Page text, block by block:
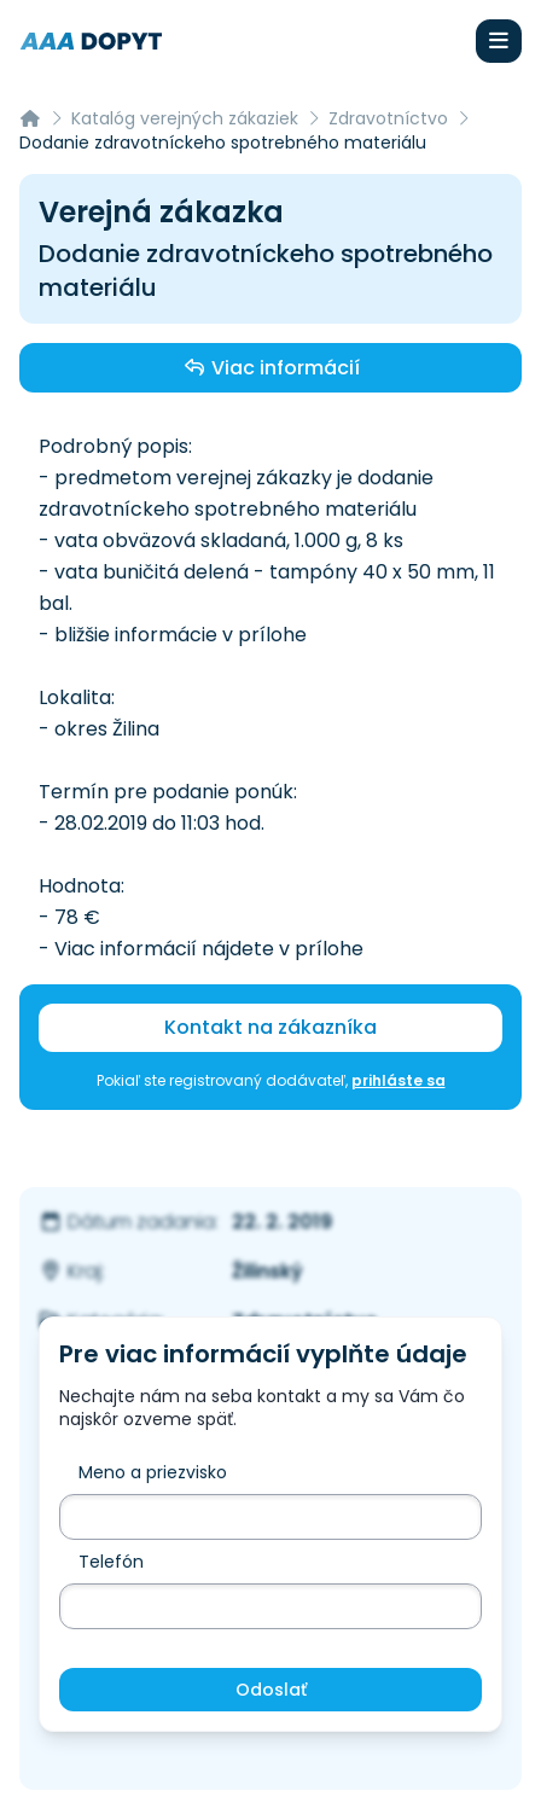
Katalóg verejných zákaziek
Zdravotníctvo
Dodanie zdravotníckeho spotrebného materiálu
Verejná zákazka
Dodanie zdravotníckeho spotrebného
materiálu
Viac informácií
Podrobný popis:
- predmetom verejnej zákazky je dodanie
zdravotníckeho spotrebného materiálu
- vata obväzová skladaná, 1.000 g, 8 ks
- vata buničitá delená - tampóny 40 x 50 mm, 11
bal.
- bližšie informácie v prílohe
Lokalita:
- okres Žilina
Termín pre podanie ponúk:
- 28.02.2019 do 11:03 hod.
Hodnota:
- 78 €
- Viac informácií nájdete v prílohe
Kontakt na zákazníka
Pokiaľ ste registrovaný dodávateľ, prihláste sa
Dátum zadania: 22. 2. 2019
Kraj:
Žilinský
Kategória:
Zdravotníctvo
Pre viac informácií vyplňte údaje
Nechajte nám na seba kontakt a my sa Vám čo
najskôr ozveme späť.
Meno a priezvisko
Telefón
Odoslať